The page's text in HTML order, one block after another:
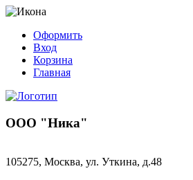
Оформить
Вход
Корзина
Главная
ООО "Ника"
105275, Москва, ул. Уткина, д.48